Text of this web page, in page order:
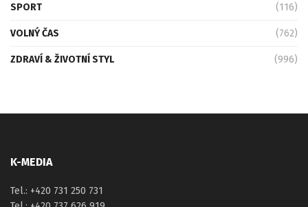
SPORT (116)
VOLNÝ ČAS (762)
ZDRAVÍ & ŽIVOTNÍ STYL (996)
K-MEDIA
Tel.: +420 731 250 731